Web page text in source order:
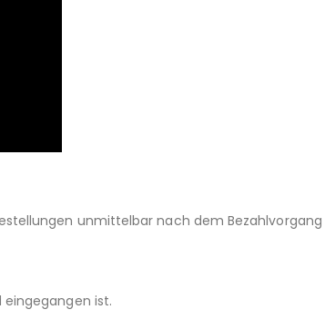
unmittelbar nach dem
eingegangen ist.